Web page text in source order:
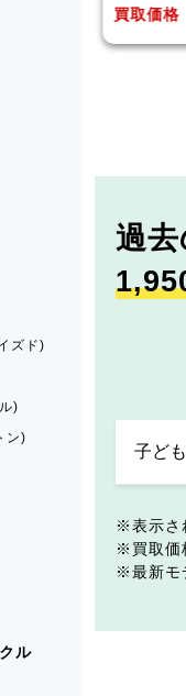
買
過
表示さ
買取
最新モ
ズド)
)
ン)
ル